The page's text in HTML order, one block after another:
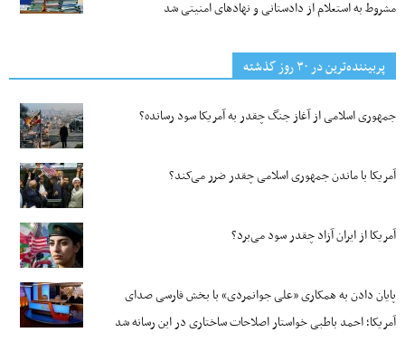
مشروط به استعلام از دادستانی و نهادهای امنیتی شد
پربیننده‌ترین‌ در ۳۰ روز گذشته
جمهوری اسلامی از آغاز جنگ چقدر به آمریکا سود رسانده؟
آمریکا با ماندن جمهوری اسلامی چقدر ضرر می‌کند؟
آمریکا از ایران آزاد چقدر سود می‌برد؟
پایان دادن به همکاری «علی جوانمردی» با بخش فارسی صدای
آمریکا؛ احمد باطبی خواستار اصلاحات ساختاری در این رسانه شد